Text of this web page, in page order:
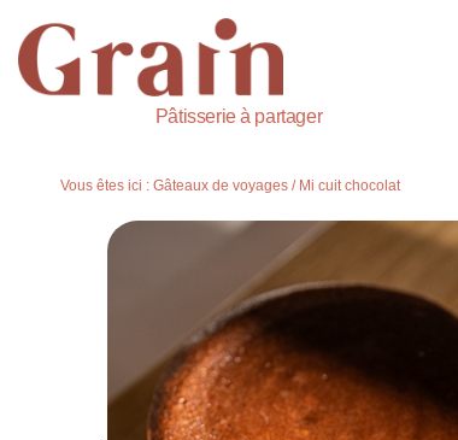
Pâtisserie à partager
Vous êtes ici : Gâteaux de voyages / Mi cuit chocolat